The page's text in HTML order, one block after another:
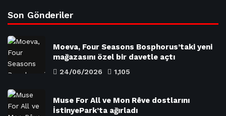
Son Gönderiler
Moeva, Four Seasons Bosphorus’taki yeni
mağazasını özel bir davetle açtı
24/06/2026 1,105
Muse For All ve Mon Rêve dostlarını
İstinyePark’ta ağırladı